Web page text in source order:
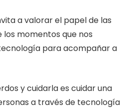
a valorar el papel de las
momentos que nos
para acompañar a
y cuidarla es cuidar una
a través de tecnología